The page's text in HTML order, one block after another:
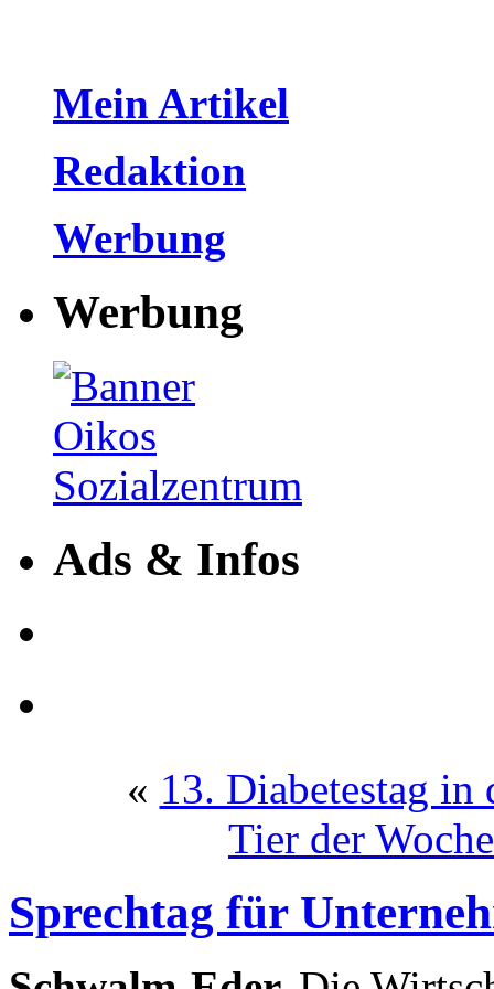
Mein Artikel
Redaktion
Werbung
Werbung
Ads & Infos
« 13. Diabetestag
Tier der
Sprechtag für